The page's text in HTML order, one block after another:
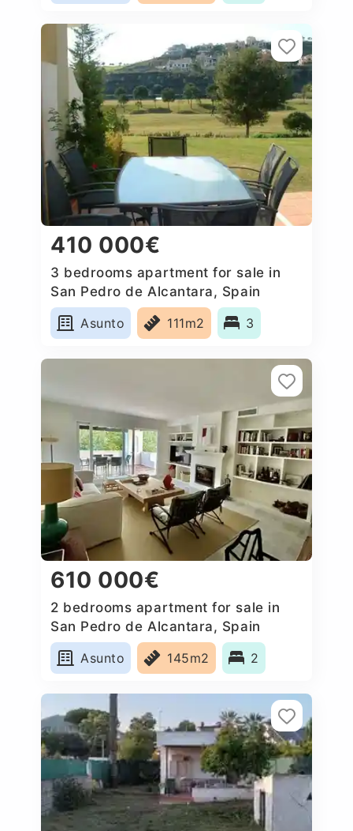
410 000€
3 bedrooms apartment for sale in
San Pedro de Alcantara, Spain
Asunto
111m2 3
610 000€
2 bedrooms apartment for sale in
San Pedro de Alcantara, Spain
Asunto
145m2 2